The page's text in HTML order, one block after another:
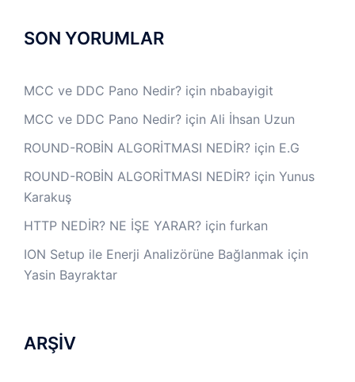
SON YORUMLAR
MCC ve DDC Pano Nedir? için nbabayigit
MCC ve DDC Pano Nedir? için Ali İhsan Uzun
ROUND-ROBİN ALGORİTMASI NEDİR? için E.G
ROUND-ROBİN ALGORİTMASI NEDİR? için Yunus
Karakuş
HTTP NEDİR? NE İŞE YARAR? için furkan
ION Setup ile Enerji Analizörüne Bağlanmak için
Yasin Bayraktar
ARŞİV